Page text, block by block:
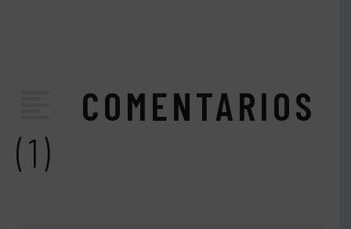
COMENTARIOS
(1)